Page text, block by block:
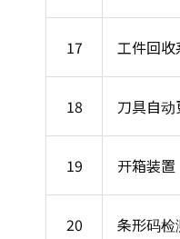
17 工件回
18 刀具自
19 开箱装置
20 条形码